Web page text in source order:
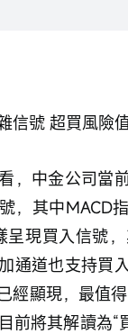
信號 超買風險
，中金公司當
，其中MACD
呈現買入信號
通道也支持買
經顯現，最值
前將其解讀為“